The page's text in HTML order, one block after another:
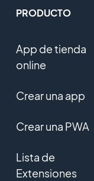
PRODUCTO
App de tienda
online
Crear una app
Crear una PWA
Lista de
Extensiones